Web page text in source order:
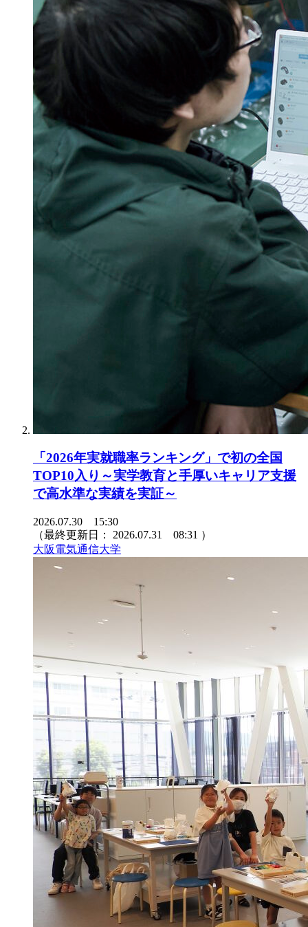
「2026年実就職率ランキング」で初の全国
TOP10入り～実学教育と手厚いキャリア支援
で高水準な実績を実証～
2026.07.30 15:30
（最終更新日： 2026.07.31 08:31 ）
大阪電気通信大学